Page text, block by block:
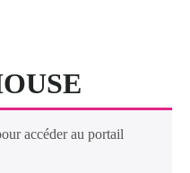
accéder au portail